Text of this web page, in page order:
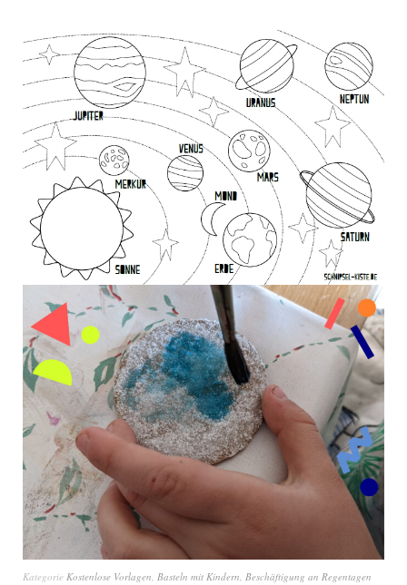
Kategorie Kostenlose Vorlagen Basteln mit Kindern Beschäftigung an Regentagen